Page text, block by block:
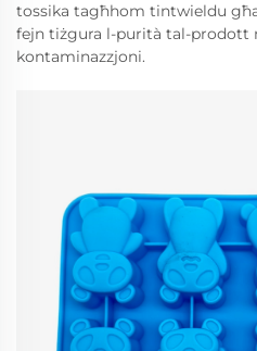
tossika tagħhom tintwieldu
fejn tiżgura l-purità tal-prodott
kontaminazzjoni.